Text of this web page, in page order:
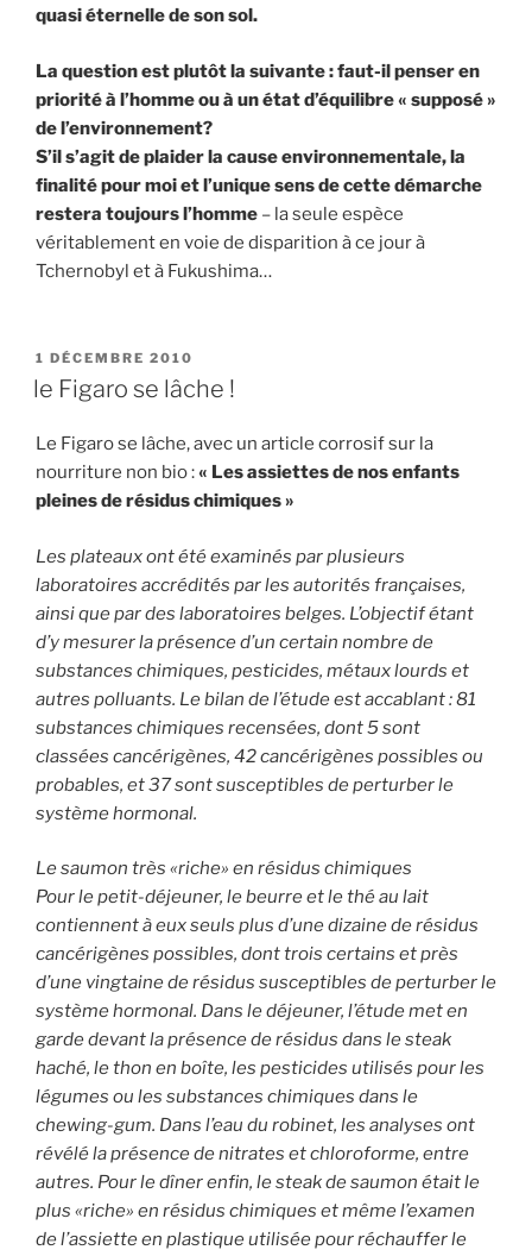
quasi éternelle de son sol.
La question est plutôt la suivante : faut-il penser en
priorité à l’homme ou à un état d’équilibre « supposé »
de l’environnement?
S’il s’agit de plaider la cause environnementale, la
finalité pour moi et l’unique sens de cette démarche
restera toujours l’homme – la seule espèce
véritablement en voie de disparition à ce jour à
Tchernobyl et à Fukushima…
PUBLIÉ
LE
1 DÉCEMBRE 2010
le Figaro se lâche !
Le Figaro se lâche, avec un article corrosif sur la
nourriture non bio :« Les assiettes de nos enfants
pleines de résidus chimiques »
Les plateaux ont été examinés par plusieurs
laboratoires accrédités par les autorités françaises,
ainsi que par des laboratoires belges. L’objectif étant
d’y mesurer la présence d’un certain nombre de
substances chimiques, pesticides, métaux lourds et
autres polluants. Le bilan de l’étude est accablant : 81
substances chimiques recensées, dont 5 sont
classées cancérigènes, 42 cancérigènes possibles ou
probables, et 37 sont susceptibles de perturber le
système hormonal.
Le saumon très «riche» en résidus chimiques
Pour le petit-déjeuner, le beurre et le thé au lait
contiennent à eux seuls plus d’une dizaine de résidus
cancérigènes possibles, dont trois certains et près
d’une vingtaine de résidus susceptibles de perturber le
système hormonal. Dans le déjeuner, l’étude met en
garde devant la présence de résidus dans le steak
haché, le thon en boîte, les pesticides utilisés pour les
légumes ou les substances chimiques dans le
chewing-gum. Dans l’eau du robinet, les analyses ont
révélé la présence de nitrates et chloroforme, entre
autres. Pour le dîner enfin, le steak de saumon était le
plus «riche» en résidus chimiques et même l’examen
de l’assiette en plastique utilisée pour réchauffer le